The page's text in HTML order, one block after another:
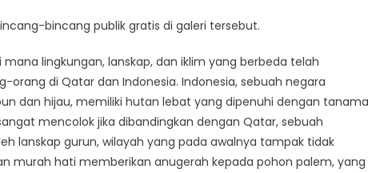
bincang publik gratis di galeri tersebut.
lingkungan, lanskap, dan iklim yang berbeda telah
di Qatar dan Indonesia. Indonesia, sebuah negara
dan hijau, memiliki hutan lebat yang dipenuhi dengan
mencolok jika dibandingkan dengan Qatar, sebuah
lanskap gurun, wilayah yang pada awalnya tampak tidak
murah hati memberikan anugerah kepada pohon palem, yang